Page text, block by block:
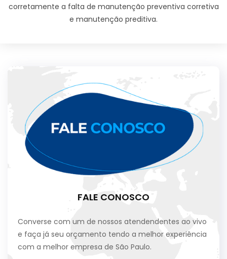
corretamente a falta de manutenção preventiva corretiva
e manutenção preditiva.
FALE CONOSCO
Converse com um de nossos atendendentes ao vivo
e faça já seu orçamento tendo a melhor experiência
com a melhor empresa de São Paulo.